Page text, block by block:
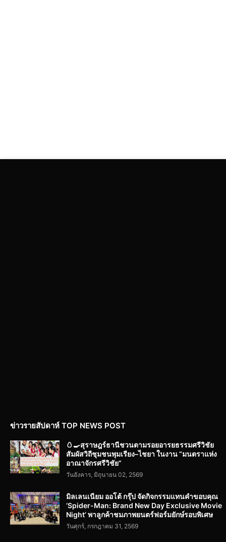
ข่าวรายสัปดาห์ TOP NEWS POST
🥚🍳สุราษฎร์ธานีชวนตามรอยอารยธรรมศรีวิชัย
สัมผัสวิถีชุมชนพุมเรียง–ไชยา ในงาน “มนตราแห่ง
อาณาจักรศรีวิชัย”
วันอังคาร, มิถุนายน 02, 2569
มิลเลนเนียม ออโต้ กรุ๊ป จัดกิจกรรมแทนคำขอบคุณ
‘Spider-Man: Brand New Day Exclusive Movie
Night’ พาลูกค้าชมภาพยนตร์ฟอร์มยักษ์รอบพิเศษ
วันศุกร์, กรกฎาคม 31, 2569